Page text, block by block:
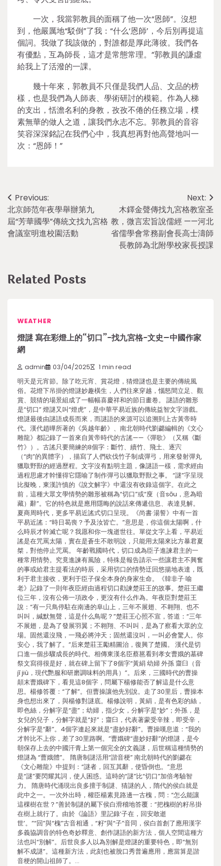
一次，我當郭教員的面稱了他一次“恩師”。沒想
到，他嚴厲地“駁倒”了我：“什么‘恩師’，今后別再提這
個詞。我做了我該做的，對誰都是厚此薄彼。我們各
有優點，互為師長，這才是常態常理。”郭教員的謙虛
給我上了活潑的一課。
幾十年來，郭教員不只僅是我們人品、文品的榜
樣，也是我們為人師表、學術研討的模範。作為人梯
的支出，恬澹名利的身教，孜孜不倦的任務立場，樸
素無華的做人之道，讓我們永志不忘。郭教員的音容
笑容深深銘記在我們心中，我真想再對他高聲地叫一
次：“恩師！”
Post
navigation
Previous:
北京師范年夜學舉辦第九
屆“芳華國學”傳統文找九宮格
會議室明進校園活動
Next:
木鐸金聲傳找九宮格教室圣
教，微言宏旨說儒經 ——河北
省儒學會常務副會長高士濤師
長教師為北附學校家長授課
Related Posts
WEATHER
燈謎 寫在彩燈上的“切口”-找九宮格-文史–中國作家
網
admin 03/04/2025 1 min read
明天是元宵節。除了吃元宵、賞花燈，猜燈謎也是主要的傳統風
俗。花燈下吊掛的燈謎妙趣橫生，人們往來穿越，惱怒間立足、觀
賞、競猜的場景組成了一幅幅喜慶祥和的節日畫卷。 謎語的雛形
是“切口” 燈謎又叫“燈虎”，是中華平易近族的傳統益智文字游戲。
燈謎最後由謎語成長而來，而謎語的來源可以追溯到上古黃帝時
代。漢代趙曄所著的《吳越年齡》、南北朝時代劉勰編輯的《文心
雕龍》都記錄了一首來自黃帝時代的古謠——《彈歌》（又稱《斷
竹》）。古謠只要簡練的8個字：斷竹、續竹、飛土、逐宍
（“肉”的異體字），描寫了人們砍伐竹子制成彈弓，用來發射彈丸
獵取野獸的經過歷程。文字沒有點明主題，像謎語一樣，需求經由
過程思慮才幹懂得它隱喻了制作彈弓以獵取野獸之事。 “謎”字呈現
比擬晚，東漢許慎的《說文解字》中還沒有收錄這個字。在此之
前，這種大眾文學情勢的雛形被稱為“切口”或“廋（音sōu，意為暗
藏）辭”。它的特色就是應用隱晦的說話來傳遞信息、表達見解。
夏商周時代，更多平易近謠式切口呈現。《尚書·湯誓》中有一首
平易近謠：“時日曷喪？予及汝皆亡。”意思是，你這個太陽啊，什
么時辰才幹滅亡呢？我愿和你一塊逝世往。單從文字上看，平易近
謠是在咒罵太陽，實在是蒼生不敢明說，只能用太陽來比方暴君夏
桀，對他停止咒罵。 年齡戰國時代，切口成為臣子進諫君主的一
種常用情勢。究竟進諫有風險，特殊是報告請示一些讓君主不興奮
的事或給君主提看法的時辰，采用切口的情勢迂回悠揚地表達，既
利于君主接收，更利于臣子保全本身的身家生命。《韓非子·喻
老》記錄了一則年夜臣經由過程切口勸諫楚莊王的故事。楚莊王繼
位三年，沒有公佈一項政令，更沒有什么作為。年夜臣對楚莊王
說：“有一只鳥停駐在南邊的阜山上，三年不展翅、不翱翔、也不
叫叫，緘默無聲，這是什么鳥呢？”楚莊王心照不宣，答道：“三年
不展翅，是為了發展羽翼；不翱翔、不叫叫，是為了察看大眾的立
場。固然還沒飛，一飛必將沖天；固然還沒叫，一叫必會驚人。你
安心，我了解了。”后來楚莊王勵精圖治，復興了楚國。 漢代是切
口進一個步驟成長的時代。相傳東漢名臣蔡邕看到孝女曹娥的墓碑
祭文寫得很是好，就在碑上留下了8個字“黃絹 幼婦 外孫 齏臼（音
jī jiù，現代艷服和研磨調味料的用具）”。后來，三國時代的曹操
顛末曹娥碑下，看見這8個字，問屬下楊修能否了解這是什么意
思。楊修答覆：“了解”。但曹操讓他先別說。走了30里后，曹操本
身也想出來了，與楊修對謎底。楊修說明，黃絹，是有色彩的絲，
即色絲，分解字是“盡”；幼婦，指少女，分解字是“妙”；外孫，是
女兒的兒子，分解字就是“好”；齏臼，代表著蒙受辛辣，即受辛，
分解字是“辭”。4個字連起來就是“盡妙好辭”。曹操嘆息道：“我的
才幹比不上你，差了30里路啊。”曹娥碑“盡妙好辭”的燈謎，是今
朝保存上去的中國汗青上第一個完全的文義謎，后世稱這種情勢的
燈謎為 “曹娥體”。 隋唐制謎活用“諧音梗” 南北朝時代的劉勰在
《文心雕龍》中提到：“謎者，回互其辭，使昏倒也。”意思
是“謎”要閃耀其詞，使人困惑。這時的“謎”比“切口”加倍考驗智
力。 隋唐時代涌現出良多擅于制謎、猜謎的人，隋代的侯白就是
此中之一。一次外出時，權臣楊素見路邊一古槐，問：“怎么能讓
這棵樹在世？”善於制謎的屬下侯白滑稽地答覆：“把槐樹的籽吊掛
在樹上就行了。由於《論語》里記錄‘子在，回安敢逝
世’。”“回”與“槐”古音相通，“籽”與“子”音同，侯白首創了應用漢字
多義協調音的特色奇妙釋意、創作謎語的新方法，個人空間這種方
法也叫“別解”。后世良多人以為別解是燈謎的重要特色，即“無別
解不成謎”。這種新方法，此刻也被脫口秀普遍應用，應當算是諧
音梗的開山祖師了。…